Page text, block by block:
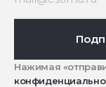
Нажимая